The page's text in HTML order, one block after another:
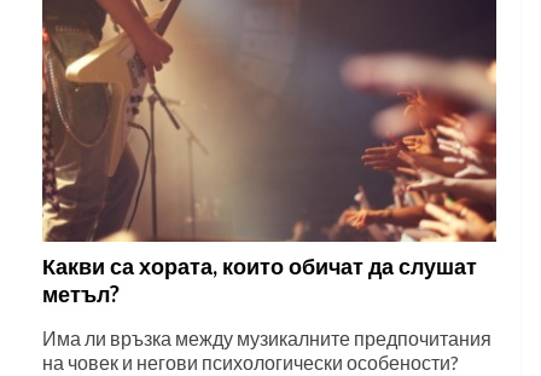
Какви са хората, които обичат да слушат
метъл?
Има ли връзка между музикалните предпочитания
на човек и негови психологически особености?